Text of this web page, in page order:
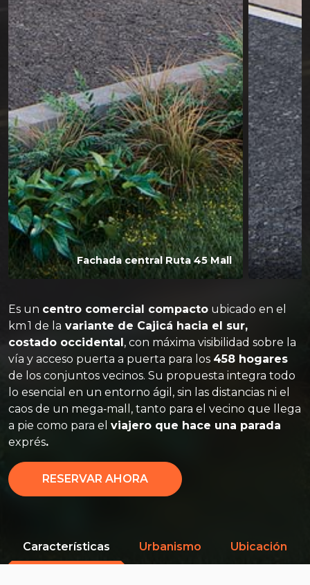
Es un centro comercial compacto ubicado en el
km 1 de la variante de Cajicá hacia el sur,
costado occidental, con máxima visibilidad sobre la
vía y acceso puerta a puerta para los 458 hogares
de los conjuntos vecinos. Su propuesta integra todo
lo esencial en un entorno ágil, sin las distancias ni el
caos de un mega‑mall, tanto para el vecino que llega
a pie como para el viajero que hace una parada
exprés.
RESERVAR AHORA
Fachada central Ruta 45 Mall
Características Urbanismo Ubicación